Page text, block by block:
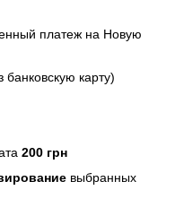
платеж на Новую
банковскую карту)
200 грн
выбранных